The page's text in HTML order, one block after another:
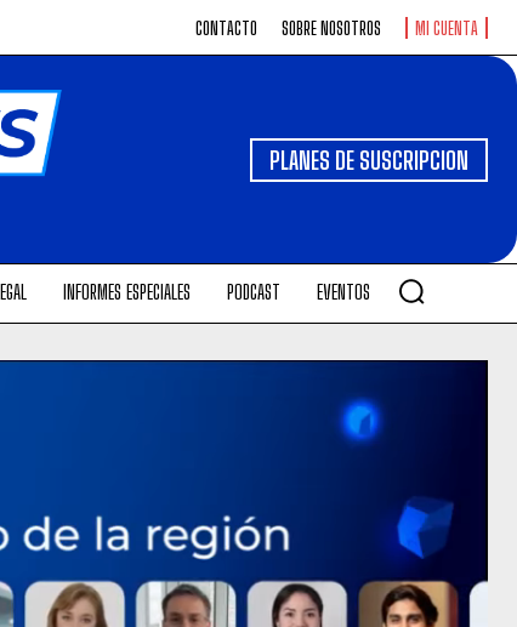
CONTACTO SOBRE NOSOTROS MI CUENTA
PLANES DE SUSCRIPCION
INFORMES ESPECIALES PODCAST EVENTOS